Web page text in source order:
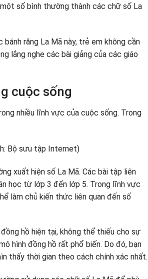
số bình thường thành các chữ số La
răng La Mã này, trẻ em không cần
lắng nghe các bài giảng của các giáo
cuộc sống
nhiều lĩnh vực của cuộc sống. Trong
xuất hiện số La Mã. Các bài tập liên
học từ lớp 3 đến lớp 5. Trong lĩnh vực
làm chủ kiến ​​thức liên quan đến số
hồ hiện tại, không thể thiếu cho sự
hình đồng hồ rất phổ biến. Do đó, bạn
thấy thời gian theo cách chính xác nhất.